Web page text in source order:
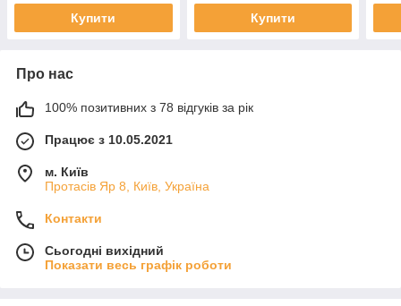
Купити Купити
Про нас
100% позитивних з 78 відгуків за рік
Працює з 10.05.2021
м. Київ
Протасів Яр 8, Київ, Україна
Контакти
Сьогодні вихідний
Показати весь графік роботи